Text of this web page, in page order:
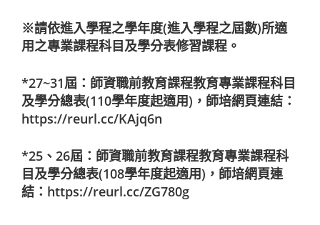
※請依進入學程之學年度(進入學程之屆數)所適
用之專業課程科目及學分表修習課程。
*27~31屆：師資職前教育課程教育專業課程科目
及學分總表(110學年度起適用)，師培網頁連結：
https://reurl.cc/KAjq6n
*25、26屆：師資職前教育課程教育專業課程科
目及學分總表(108學年度起適用)，師培網頁連
結： https://reurl.cc/ZG780g